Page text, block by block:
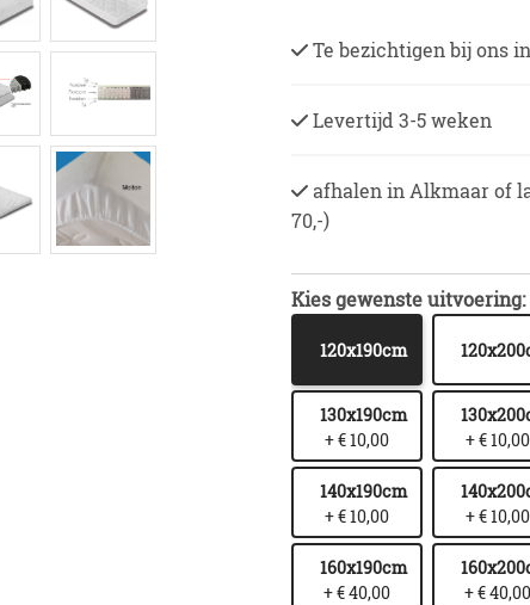
Te bezichtigen bij ons
Levertijd 3-5 weken
afhalen in Alkmaar of
70,-)
Kies gewenste uitvoering:
120x190cm
130x190cm
+ € 10,00
+ € 10,00
140x190cm
+ € 10,00
+ € 10,00
160x190cm
+ € 40,00
+ € 40,00